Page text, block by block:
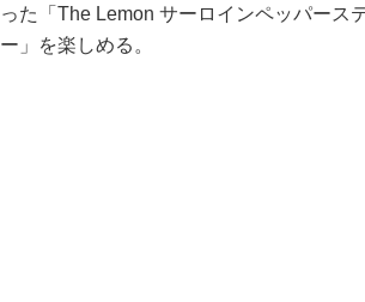
った「The Lemon サーロインペッパース
ー」を楽しめる。